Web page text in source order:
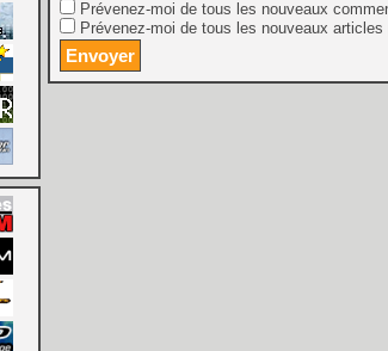
Prévenez-moi de tous les nouveaux
Prévenez-moi de tous les nouveaux articles